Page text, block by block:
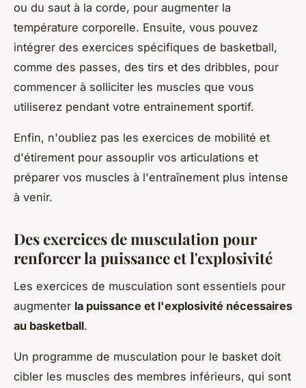
ou du saut à la corde, pour augmenter la
température corporelle. Ensuite, vous pouvez
intégrer des exercices spécifiques de basketball,
comme des passes, des tirs et des dribbles, pour
commencer à solliciter les muscles que vous
utiliserez pendant votre entrainement sportif.
Enfin, n'oubliez pas les exercices de mobilité et
d'étirement pour assouplir vos articulations et
préparer vos muscles à l'entraînement plus intense
à venir.
Des exercices de musculation pour
renforcer la puissance et l'explosivité
Les exercices de musculation sont essentiels pour
augmenter la puissance et l'explosivité nécessaires
au basketball.
Un programme de musculation pour le basket doit
cibler les muscles des membres inférieurs, qui sont